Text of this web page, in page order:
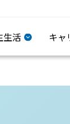
生活 キャ